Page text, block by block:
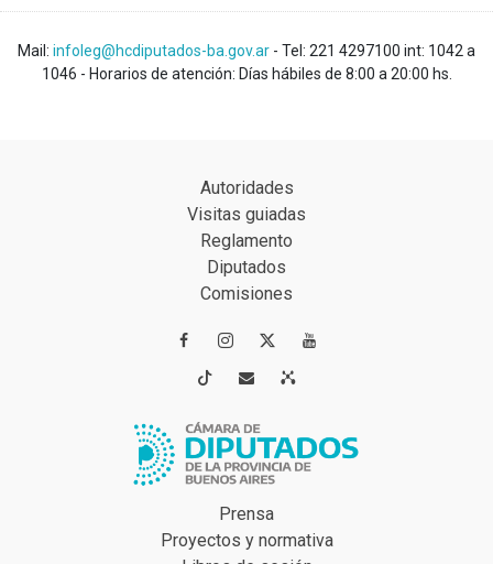
Mail: infoleg@hcdiputados-ba.gov.ar - Tel: 221 4297100 int: 1042 a
1046 - Horarios de atención: Días hábiles de 8:00 a 20:00 hs.
Autoridades
Visitas guiadas
Reglamento
Diputados
Comisiones
 
 
Prensa
Proyectos y normativa